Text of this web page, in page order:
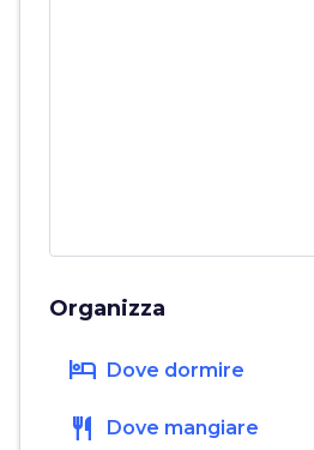
Organizza
hotel Dove dormire
restaurant Dove mangiare